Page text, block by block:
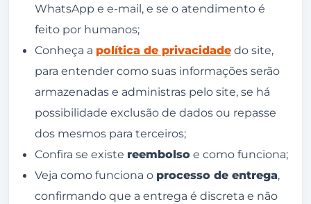
WhatsApp e e-mail, e se o atendimento é
feito por humanos;
Conheça a política de privacidadedo site,
para entender como suas informações serão
armazenadas e administras pelo site, se há
possibilidade exclusão de dados ou repasse
dos mesmos para terceiros;
Confira se existe reembolsoe como funciona;
Veja como funciona o processo de entrega,
confirmando que a entrega é discreta e não